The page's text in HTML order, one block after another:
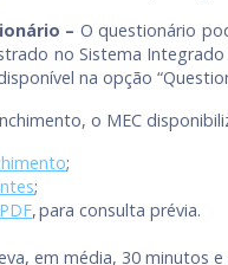
– O questionário
no Sistema
na opção
o MEC
;
;
, para consulta prévia.
em média, 30 minutos